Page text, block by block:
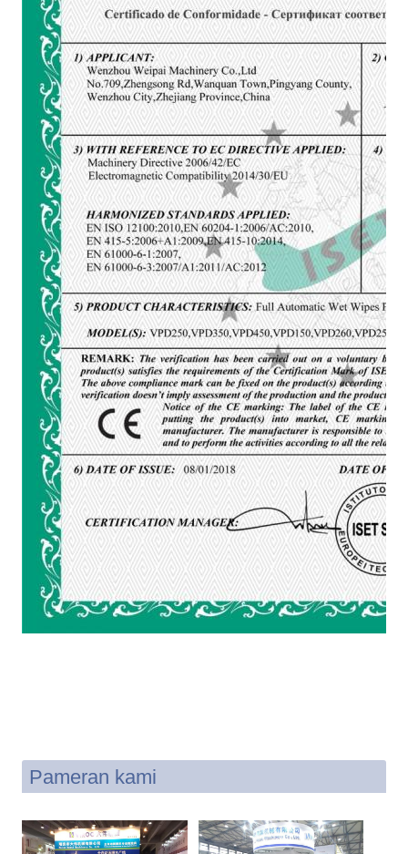
Pameran kami